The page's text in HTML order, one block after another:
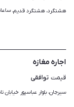
هشتگرد، هشتگرد قدیم،
اجاره مغازه
قیمت توافقی
سیرجان، بلوار عباسپور خیابان